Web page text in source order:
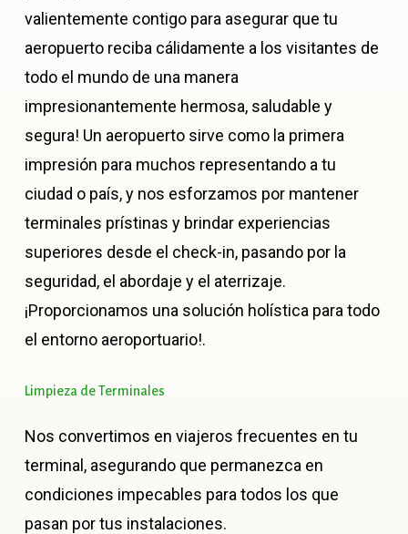
valientemente contigo para asegurar que tu
aeropuerto reciba cálidamente a los visitantes de
todo el mundo de una manera
impresionantemente hermosa, saludable y
segura! Un aeropuerto sirve como la primera
impresión para muchos representando a tu
ciudad o país, y nos esforzamos por mantener
terminales prístinas y brindar experiencias
superiores desde el check-in, pasando por la
seguridad, el abordaje y el aterrizaje.
¡Proporcionamos una solución holística para todo
el entorno aeroportuario!.
Limpieza deTerminales
Nos convertimos en viajeros frecuentes en tu
terminal, asegurando que permanezca en
condiciones impecables para todos los que
pasan por tus instalaciones.